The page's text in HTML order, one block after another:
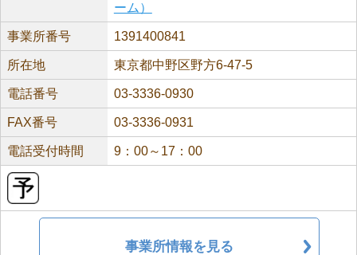
ーム）
事業所番号 1391400841
所在地 東京都中野区野方6-47-5
電話番号 03-3336-0930
FAX番号 03-3336-0931
電話受付時間 9：00～17：00
事業所情報を見る